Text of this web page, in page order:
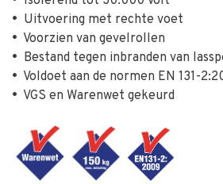
• Uitvoering met rechte voet
• Voorzien van gevelrollen
• Bestand tegen inbranden van
• Voldoet aan de normen EN 131-
• VGS en Warenwet gekeurd